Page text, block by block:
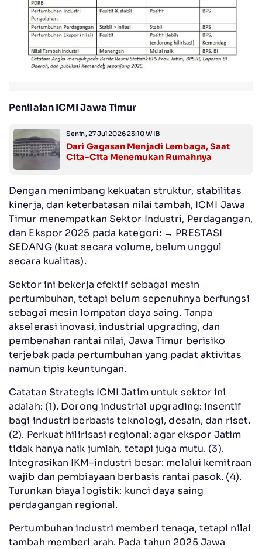
Penilaian ICMI Jawa Timur
Senin, 27 Jul 2026 23:10 WIB
Dari Gagasan Menjadi Lembaga, Saat
Cita-Cita Menemukan Rumahnya
Dengan menimbang kekuatan struktur, stabilitas
kinerja, dan keterbatasan nilai tambah, ICMI Jawa
Timur menempatkan Sektor Industri, Perdagangan,
dan Ekspor 2025 pada kategori: → PRESTASI
SEDANG (kuat secara volume, belum unggul
secara kualitas).
Sektor ini bekerja efektif sebagai mesin
pertumbuhan, tetapi belum sepenuhnya berfungsi
sebagai mesin lompatan daya saing. Tanpa
akselerasi inovasi, industrial upgrading, dan
pembenahan rantai nilai, Jawa Timur berisiko
terjebak pada pertumbuhan yang padat aktivitas
namun tipis keuntungan.
Catatan Strategis ICMI Jatim untuk sektor ini
adalah: (1). Dorong industrial upgrading: insentif
bagi industri berbasis teknologi, desain, dan riset.
(2). Perkuat hilirisasi regional: agar ekspor Jatim
tidak hanya naik jumlah, tetapi juga mutu. (3).
Integrasikan IKM–industri besar: melalui kemitraan
wajib dan pembiayaan berbasis rantai pasok. (4).
Turunkan biaya logistik: kunci daya saing
perdagangan regional.
Pertumbuhan industri memberi tenaga, tetapi nilai
tambah memberi arah. Pada tahun 2025 Jawa